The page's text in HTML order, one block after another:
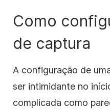
Como
de captura
A configuração de
ser intimidante no
complicada como